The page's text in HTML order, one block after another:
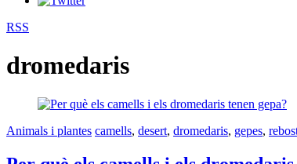
RSS
dromedaris
Animals i plantes camells, desert, dromedaris, gepes,